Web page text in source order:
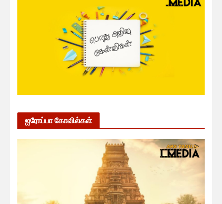
ஐரோப்பா கோவில்கள்